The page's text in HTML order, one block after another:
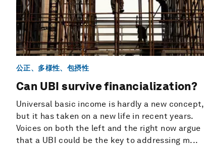
公正、多様性、包摂性
Can UBI survive financialization?
Universal basic income is hardly a new concept,
but it has taken on a new life in recent years.
Voices on both the left and the right now argue
that a UBI could be the key to addressing m...